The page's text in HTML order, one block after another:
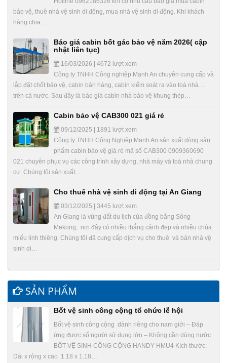
bảo vệ, thuê nhà vệ sinh di động, mua nhà vệ sinh di động. Khi khách
hàng chia…
Báo giá cabin bốt gác bảo vệ năm 2026( cập
nhật liên tục)
16/03/2026 | 4672 lượt xem
Công ty TNHH Công nghiệp Mạnh An chuyên cung cấp và
lắp đặt chốt bảo vệ, cabin bán hàng, cabin kiểm soát ra vào toà nhà…
trên cả nước. Sau đây là báo giá cabin nhà bảo vệ khung thép…
Cabin bảo vệ CAB300 021 giá rẻ
09/12/2025 | 1891 lượt xem
Công ty TNHH Công Nghiệp Mạnh An sản xuất dòng sản
phẩm cabin bảo vệ giá rẻ mã số CAB300 0909360690
021 chuyên phục vụ các công trình xây dựng, nhà máy và toà nhà chung
cư. Chúng tôi sản xuất…
Cho thuê nhà vệ sinh di động tại An Giang
03/12/2025 | 3445 lượt xem
An Giang là vùng đất du lịch của đồng bằng Sông
Mekong, nơi đây có nhiều thắng cảnh đẹp và nhiều chùa
miếu linh thiêng. Chúng tôi đã cung cấp dịch vụ cho thuê và bán nhà vệ
sinh di…
SẢN PHẨM
Bốt vệ sinh công cộng tổ chức lễ hội
Bốt vệ sinh công cộng dành riêng cho nam giới – Đáp
ứng được số người sử dụng lớn – Không cần dùng nước
BỐT VỆ SINH CÔNG CỘNG HANDY HMU4 Kích thước:
Dài x rộng x cao 1.18 x 1.18…